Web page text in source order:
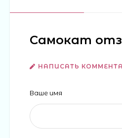
Самокат
НАПИСАТЬ
Ваше имя